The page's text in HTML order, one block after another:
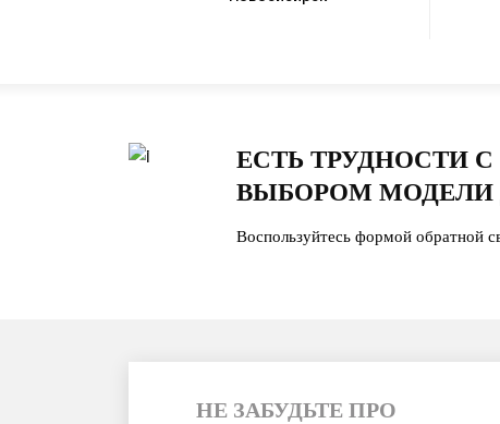
ЕСТЬ ТРУДНОСТИ С
ВЫБОРОМ МОДЕЛИ
Воспользуйтесь формой обратной
НЕ ЗАБУДЬТЕ ПРО